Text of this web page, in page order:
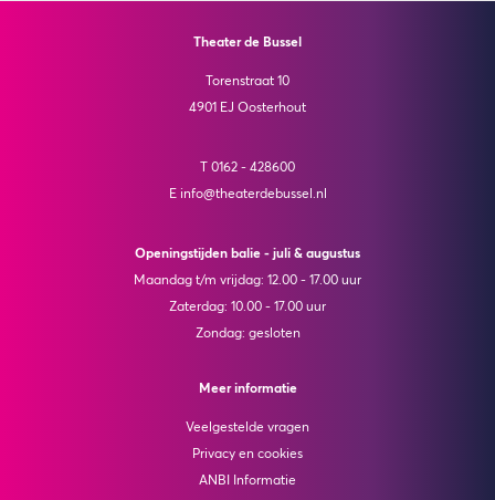
Theater de Bussel
Torenstraat 10
4901 EJ Oosterhout
T 0162 - 428600
E info@theaterdebussel.nl
Openingstijden balie - juli & augustus
Maandag t/m vrijdag: 12.00 - 17.00 uur
Zaterdag: 10.00 - 17.00 uur
Zondag: gesloten
Meer informatie
Veelgestelde vragen
Privacy en cookies
ANBI Informatie